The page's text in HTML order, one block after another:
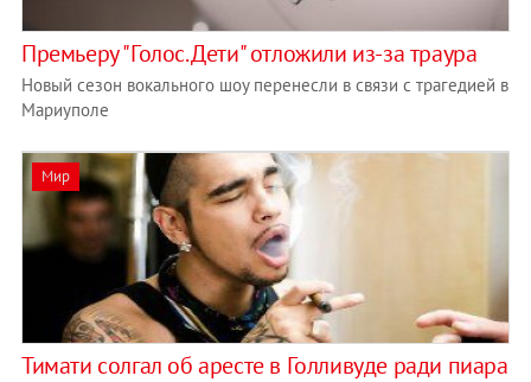
Премьеру "Голос. Дети" отложили из-за траура
Новый сезон вокального шоу перенесли в связи с трагедией в
Мариуполе
Мир
Тимати солгал об аресте в Голливуде ради пиара